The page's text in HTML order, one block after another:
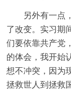
另外有一点
了改变。实习期
们要依靠共产党
的体会，我开始
想不冲突，因为
拯救世人到拯救